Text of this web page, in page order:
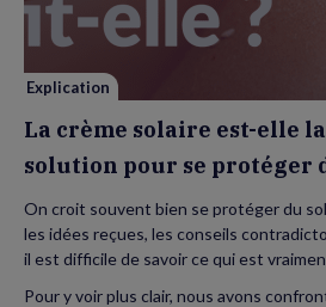
elle
la
meilleure
solution
protéger
soleil
Explication
La crème solaire est-elle
solution pour se protéger
On croit souvent bien se protéger du
les idées reçues, les conseils
il est difficile de savoir ce qui est
Pour y voir plus clair, nous avons